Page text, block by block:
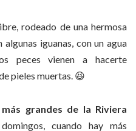
rodeado de una hermosa
iguanas, con un agua
peces vienen a hacerte
pieles muertas. 😆
grandes de la Riviera
cuando hay más